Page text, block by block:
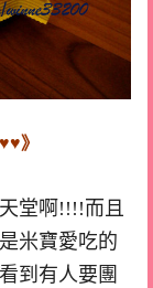
》
堂啊!!!!而且
米寶愛吃的
到有人要團